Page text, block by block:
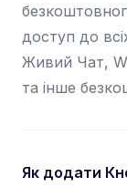
доступ до
Живий Чат,
та інше
Як додати